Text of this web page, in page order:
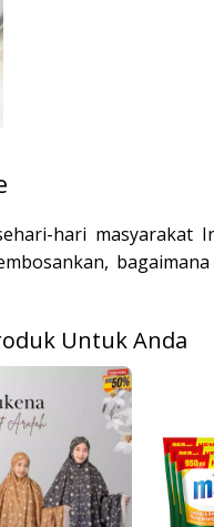
hari masyarakat
Untuk Anda